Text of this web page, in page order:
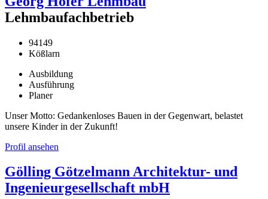
Lehmbaufachbetrieb
94149
Kößlarn
Ausbildung
Ausführung
Planer
Unser Motto: Gedankenloses Bauen in der Gegenwart, belastet
unsere Kinder in der Zukunft!
Profil ansehen
Gölling Götzelmann Architektur- und
Ingenieurgesellschaft mbH